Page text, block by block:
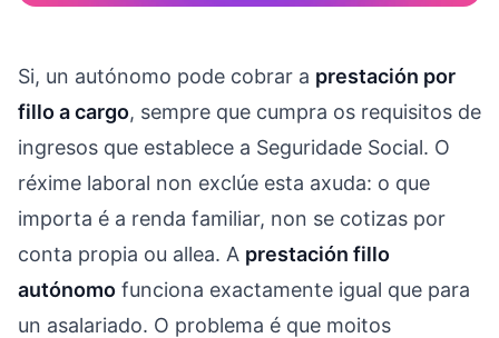
Si, un autónomo pode cobrar a prestación por
fillo a cargo, sempre que cumpra os requisitos de
ingresos que establece a Seguridade Social. O
réxime laboral non exclúe esta axuda: o que
importa é a renda familiar, non se cotizas por
conta propia ou allea. A prestación fillo
autónomo funciona exactamente igual que para
un asalariado. O problema é que moitos